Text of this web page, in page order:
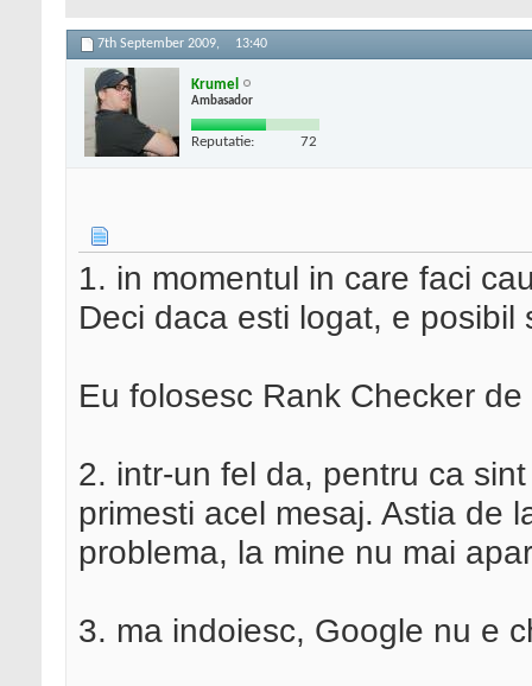
7th September 2009, 13:40
Krumel
Ambasador
Reputatie: 72
1. in momentul in care faci
Deci daca esti logat, e posibil
Eu folosesc Rank Checker
2. intr-un fel da, pentru ca
primesti acel mesaj. Astia de
problema, la mine nu mai
3. ma indoiesc, Google nu e